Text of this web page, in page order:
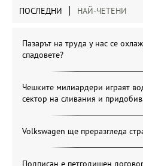
ПОСЛЕДНИ НАЙ-ЧЕТЕНИ
Пазарът на труда у нас се
спадовете?
Чешките милиардери играят
сектор на сливания и
Volkswagen ще преразгледа
Подписан е петгодишен